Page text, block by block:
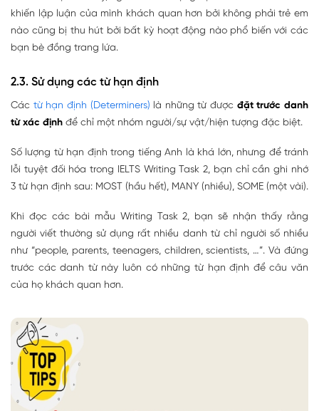
khiến lập luận của mình khách quan hơn bởi không phải trẻ em
nào cũng bị thu hút bởi bất kỳ hoạt động nào phổ biến với các
bạn bè đồng trang lứa.
2.3. Sử dụng các từ hạn định
Các từ hạn định (Determiners) là những từ được đặt trước danh
từ xác định để chỉ một nhóm người/sự vật/hiện tượng đặc biệt.
Số lượng từ hạn định trong tiếng Anh là khá lớn, nhưng để tránh
lỗi tuyệt đối hóa trong IELTS Writing Task 2, bạn chỉ cần ghi nhớ
3 từ hạn định sau: MOST (hầu hết), MANY (nhiều), SOME (một vài).
Khi đọc các bài mẫu Writing Task 2, bạn sẽ nhận thấy rằng
người viết thường sử dụng rất nhiều danh từ chỉ người số nhiều
như “people, parents, teenagers, children, scientists, …”. Và đứng
trước các danh từ này luôn có những từ hạn định để câu văn
của họ khách quan hơn.